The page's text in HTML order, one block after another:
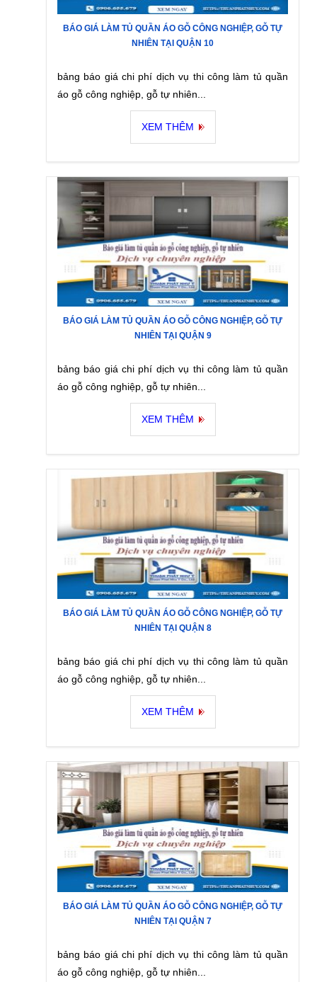
BÁO GIÁ LÀM TỦ QUẦN ÁO GỖ CÔNG NGHIỆP, GỖ TỰ
NHIÊN TẠI QUẬN 10
bảng báo giá chi phí dịch vụ thi công làm tủ quần
áo gỗ công nghiệp, gỗ tự nhiên...
XEM THÊM
BÁO GIÁ LÀM TỦ QUẦN ÁO GỖ CÔNG NGHIỆP, GỖ TỰ
NHIÊN TẠI QUẬN 9
bảng báo giá chi phí dịch vụ thi công làm tủ quần
áo gỗ công nghiệp, gỗ tự nhiên...
XEM THÊM
BÁO GIÁ LÀM TỦ QUẦN ÁO GỖ CÔNG NGHIỆP, GỖ TỰ
NHIÊN TẠI QUẬN 8
bảng báo giá chi phí dịch vụ thi công làm tủ quần
áo gỗ công nghiệp, gỗ tự nhiên...
XEM THÊM
BÁO GIÁ LÀM TỦ QUẦN ÁO GỖ CÔNG NGHIỆP, GỖ TỰ
NHIÊN TẠI QUẬN 7
bảng báo giá chi phí dịch vụ thi công làm tủ quần
áo gỗ công nghiệp, gỗ tự nhiên...